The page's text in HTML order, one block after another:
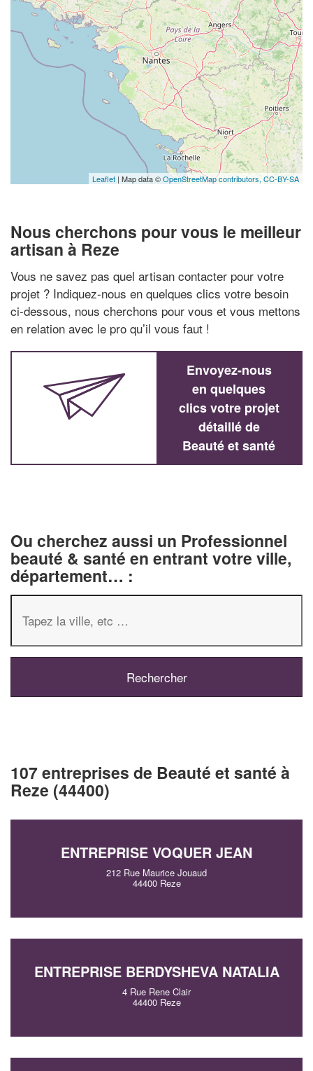
Leaflet | Map data ©OpenStreetMap contributors, CC-BY-SA
Nous cherchons pour vous le meilleur
artisan à Reze
Vous ne savez pas quel artisan contacter pour votre
projet ? Indiquez-nous en quelques clics votre besoin
ci-dessous, nous cherchons pour vous et vous mettons
en relation avec le pro qu’il vous faut !
Envoyez-nous
en quelques
clics votre projet
détaillé de
Beauté et santé
Ou cherchez aussi un Professionnel
beauté & santé en entrant votre ville,
département… :
107 entreprises de Beauté et santé à
Reze (44400)
ENTREPRISE VOQUER JEAN
212 Rue Maurice Jouaud
44400 Reze
ENTREPRISE BERDYSHEVA NATALIA
4 Rue Rene Clair
44400 Reze